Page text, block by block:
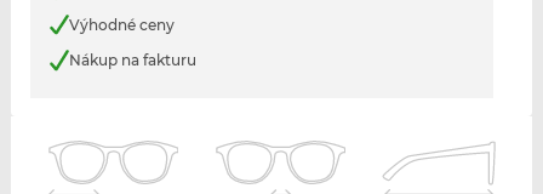
Výhodné ceny
Nákup na fakturu